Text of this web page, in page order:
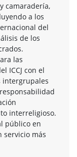
camaradería,
a los
del
de los
las
ICCJ con el
intergrupales
interreligioso.
público en
servicio más